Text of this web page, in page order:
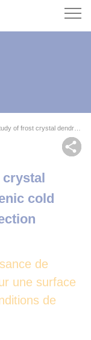
de
une surface
de
crystal
cold